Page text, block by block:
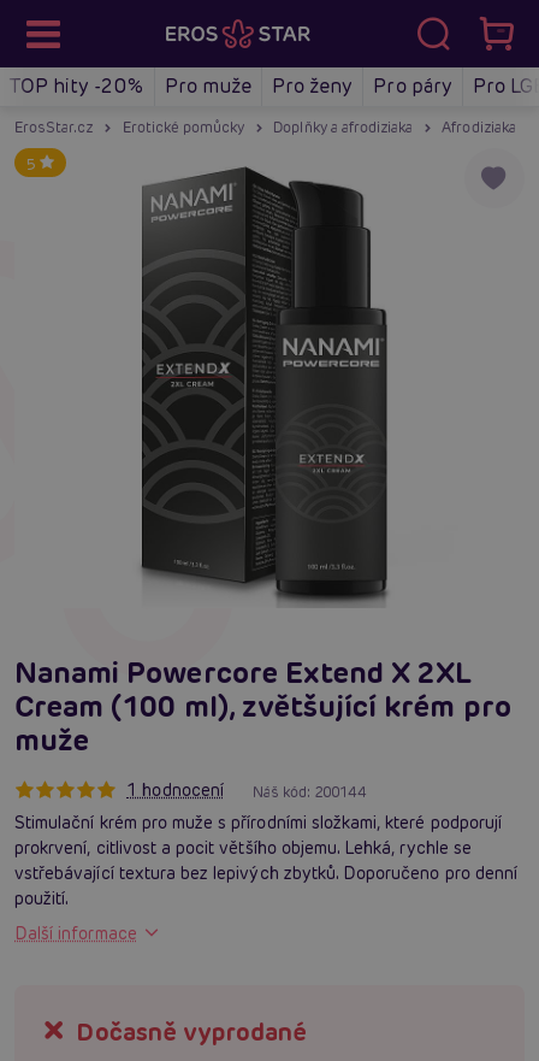
TOP hity -20% Pro muže Pro ženy Pro páry Pro
ErosStar.cz Erotické pomůcky Doplňky a afrodiziaka Afrodiziaka
5
Nanami Powercore Extend X 2XL
Cream (100 ml), zvětšující krém pro
muže
1 hodnocení Náš kód: 200144
Stimulační krém pro muže s přírodními složkami, které podporují
prokrvení, citlivost a pocit většího objemu. Lehká, rychle se
vstřebávající textura bez lepivých zbytků. Doporučeno pro denní
použití.
Další informace
Dočasně vyprodané